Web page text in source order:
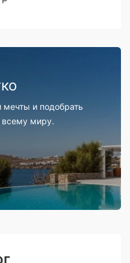
и подобрать
миру.